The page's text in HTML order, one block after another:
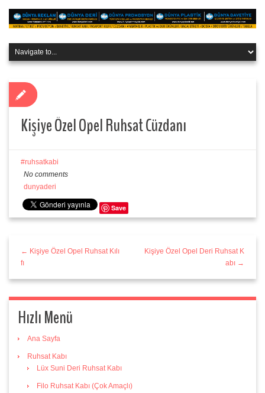
Kişiye Özel Opel Ruhsat Cüzdanı
ruhsatkabi
No comments
dunyaderi
Save
← Kişiye Özel Opel Ruhsat Kılı
fı
Kişiye Özel Opel Deri Ruhsat K
abı →
Hızlı Menü
Ana Sayfa
Ruhsat Kabı
Lüx Suni Deri Ruhsat Kabı
Filo Ruhsat Kabı (Çok Amaçlı)